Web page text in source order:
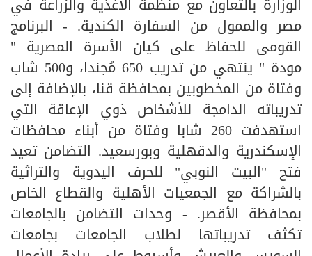
مصر والممول من السفارة الكندية. - البرنامج
القومى للحفاظ على كيان الأسرة المصرية "
مودة " ينتهي من تدريب 650 مُجندا، و500 شاب
وفتاة من المخطوبين بمحافظة قنا، بالإضافة إلى
تدريباته الدامجة للأشخاص ذوي الإعاقة التي
استهدفت 260 شابا وفتاة من أبناء محافظات
الإسكندرية والدقهلية وبورسعيد. التضامن تعيد
فتح "البيت النوبي" للحرف اليدوية والتراثية
بالشراكة مع الجمعيات الأهلية والقطاع الخاص
بمحافظة الأقصر. - وحدات التضامن بالجامعات
تكثف تدريباتها لطلاب الجامعات بجامعات